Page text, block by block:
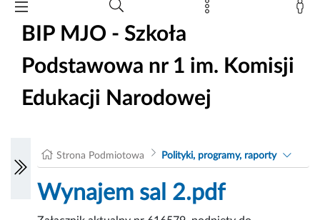
BIP MJO - Szkoła
Podstawowa nr 1 im. Komisji
Edukacji Narodowej
Strona Podmiotowa Polityki, programy, raporty
Wynajem sal 2.pdf